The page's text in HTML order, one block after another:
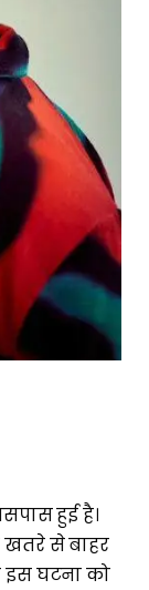
हुई है।
से बाहर
इस घटना को